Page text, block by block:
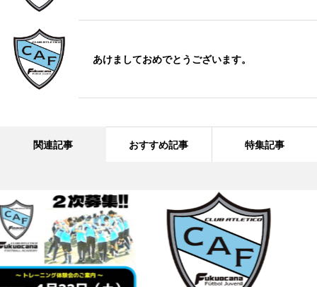
あけましておめでとうございます。
関連記事 おすすめ記事 特集記事